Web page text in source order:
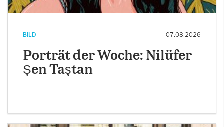
BILD 07.08.2026
Porträt der Woche: Nilüfer
Şen Taştan